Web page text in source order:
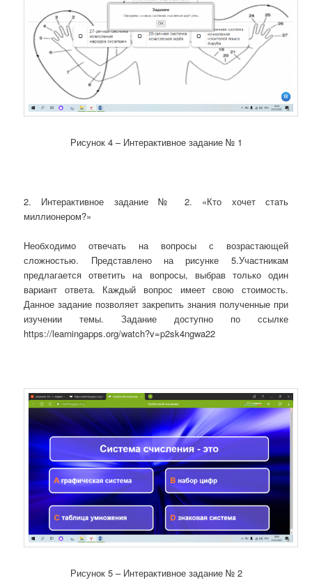
Рисунок 4 – Интерактивное задание № 1
2. Интерактивное задание № 2. «Кто хочет стать
миллионером?»
Необходимо отвечать на вопросы с возрастающей
сложностью.
Представлено на рисунке 5.Участникам
предлагается ответить на вопросы, выбрав только один
вариант ответа. Каждый вопрос имеет свою стоимость.
Данное задание позволяет закрепить знания полученные при
изучении темы. Задание доступно по ссылке
https://learningapps.org/watch?v=p2sk4ngwa22
Рисунок 5 – Интерактивное задание № 2